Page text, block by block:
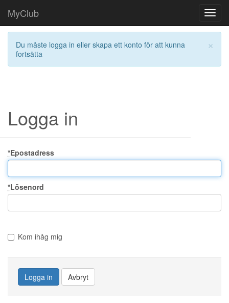
MyClub
×
Du måste logga in eller skapa ett konto för att kunna
fortsätta
Logga in
*Epostadress
*Lösenord
Kom ihåg mig
Logga in Avbryt